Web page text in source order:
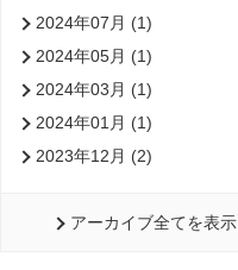
2024年07月 (1)
2024年05月 (1)
2024年03月 (1)
2024年01月 (1)
2023年12月 (2)
アーカイブ全てを表示